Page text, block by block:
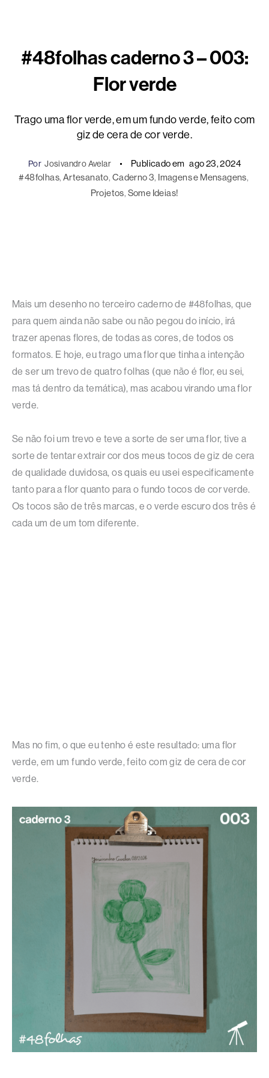
#48folhas caderno 3 – 003:
Flor verde
Trago uma flor verde, em um fundo verde, feito com
giz de cera de cor verde.
Por Josivandro Avelar Publicado em ago 23, 2024
#48folhas, Artesanato, Caderno 3, Imagens e Mensagens
Projetos, Some Ideias!
Mais um desenho no terceiro caderno de #48folhas, que
para quem ainda não sabe ou não pegou do início, irá
trazer apenas flores, de todas as cores, de todos os
formatos. E hoje, eu trago uma flor que tinha a intenção
de ser um trevo de quatro folhas (que não é flor, eu sei,
mas tá dentro da temática), mas acabou virando uma flor
verde.
Se não foi um trevo e teve a sorte de ser uma flor, tive a
sorte de tentar extrair cor dos meus tocos de giz de cera
de qualidade duvidosa, os quais eu usei especificamente
tanto para a flor quanto para o fundo tocos de cor verde.
Os tocos são de três marcas, e o verde escuro dos três é
cada um de um tom diferente.
Mas no fim, o que eu tenho é este resultado: uma flor
verde, em um fundo verde, feito com giz de cera de cor
verde.